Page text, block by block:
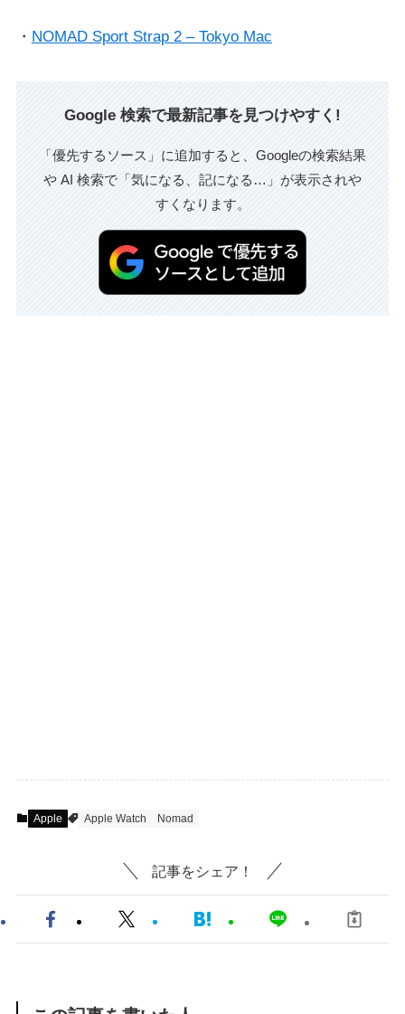
・ NOMAD Sport Strap 2 – Tokyo Mac
Google 検索で最新記事を見つけやすく!
「優先するソース」に追加すると、Googleの検索結果
や AI 検索で「気になる、記になる…」が表示されや
すくなります。
Apple Apple Watch Nomad
記事をシェア！